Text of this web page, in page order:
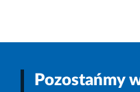
Pozostańmy